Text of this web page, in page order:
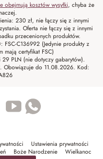
obejmują kosztów wysyłki, chyba że
230 zł, nie łączy się z innymi
Oferta nie łączy się z innymi
przecenionych produktów.
C136992 (Jedynie produkty z
mają certyfikat FSC)
29 PLN (nie dotyczy gabarytów).
Obowiązuje do 11.08.2026. Kod:
Ustawienia prywatności
Boże Narodzenie Wielkanoc